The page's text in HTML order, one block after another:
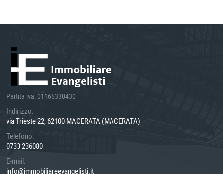
Partita iva: 01165330430
Indirizzo:
via Trieste 22, 62100 MACERATA (MACERATA)
Telefono:
0733 236080
E-mail:
info@immobiliareevangelisti.it